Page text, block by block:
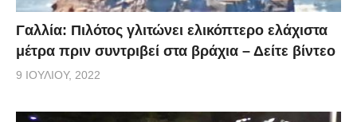
Γαλλία: Πιλότος γλιτώνει ελικόπτερο ελάχιστα
μέτρα πριν συντριβεί στα βράχια – Δείτε βίντεο
9 ΙΟΥΛΊΟΥ, 2022